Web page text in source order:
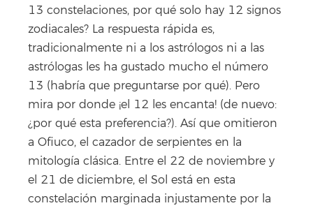
13 constelaciones, por qué solo hay 12 signos
zodiacales? La respuesta rápida es,
tradicionalmente ni a los astrólogos ni a las
astrólogas les ha gustado mucho el número
13 (habría que preguntarse por qué). Pero
mira por donde ¡el 12 les encanta! (de nuevo:
¿por qué esta preferencia?). Así que omitieron
a Ofiuco, el cazador de serpientes en la
mitología clásica. Entre el 22 de noviembre y
el 21 de diciembre, el Sol está en esta
constelación marginada injustamente por la